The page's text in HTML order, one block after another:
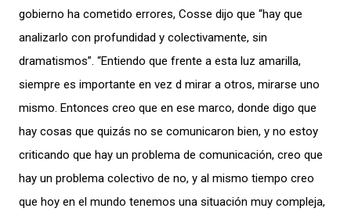
gobierno ha cometido errores, Cosse dijo que “hay que
analizarlo con profundidad y colectivamente, sin
dramatismos”. “Entiendo que frente a esta luz amarilla,
siempre es importante en vez d mirar a otros, mirarse uno
mismo. Entonces creo que en ese marco, donde digo que
hay cosas que quizás no se comunicaron bien, y no estoy
criticando que hay un problema de comunicación, creo que
hay un problema colectivo de no, y al mismo tiempo creo
que hoy en el mundo tenemos una situación muy compleja,